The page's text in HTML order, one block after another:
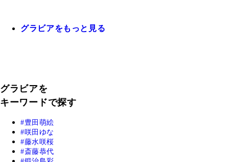
グラビアをもっと見る
グラビアを
キーワードで探す
豊田萌絵
咲田ゆな
藤水咲桜
斎藤恭代